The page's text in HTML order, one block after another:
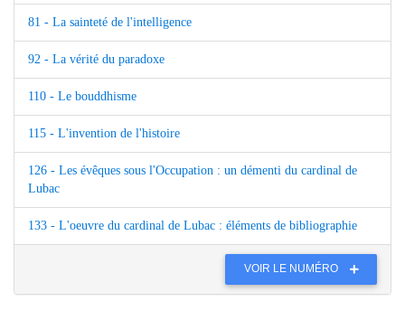
81 - La sainteté de l'intelligence
92 - La vérité du paradoxe
110 - Le bouddhisme
115 - L'invention de l'histoire
126 - Les évêques sous l'Occupation : un démenti du cardinal de
Lubac
133 - L'oeuvre du cardinal de Lubac : éléments de bibliographie
VOIR LE NUMÉRO